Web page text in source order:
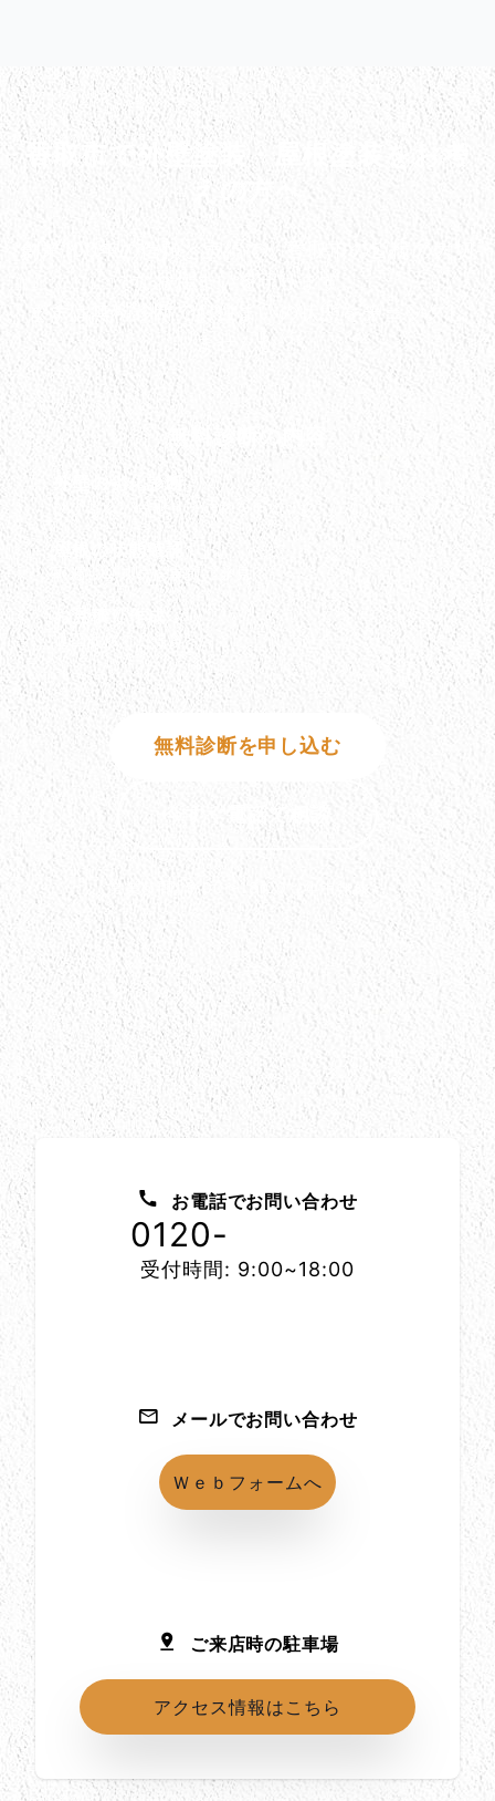
香取市で外壁塗装・屋根塗装をお考
えの方へ
創業100年の信頼と実績で、香取市の皆様の大切
なお住まいを守ります。
まずは無料診断でお住まいの状態をチェックし
ませんか？
無料診断の内容
外壁の劣化診断
ひび割れ・色褪せ・汚れをチェック
屋根の状態確認
雨漏りリスクを事前に発見
お見積り作成
適正価格でご提案
無料診断を申し込む
今すぐ電話で相談
営業時間: 9:00〜18:00（年中無休）
お電話でお問い合わせ
0120-
受付時間: 9:00~18:00
メールでお問い合わせ
Ｗｅｂフォームへ
ご来店時の駐車場
アクセス情報はこちら
所在地